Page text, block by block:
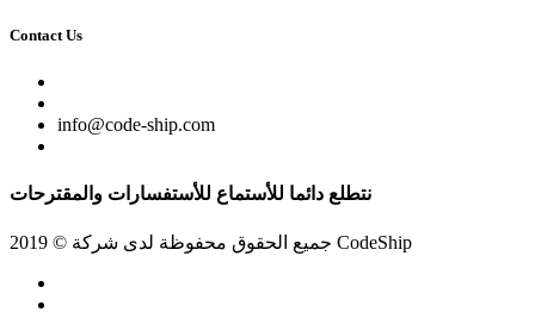
Contact Us
info@code-ship.com
نتطلع دائما للأستماع للأستفسارات والمقترحات
جميع الحقوق محفوظة لدى شركة © 2019 CodeShip